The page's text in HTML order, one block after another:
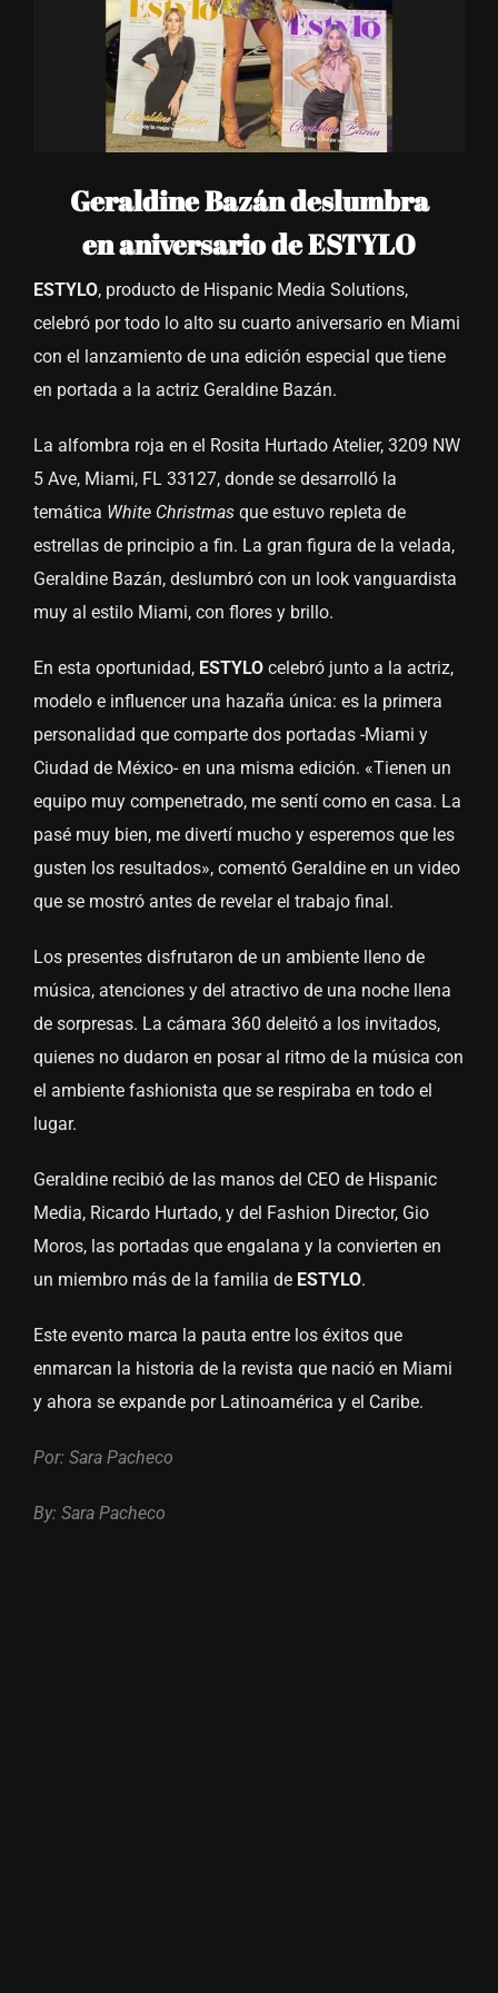
Geraldine Bazán deslumbra
en aniversario de ESTYLO
ESTYLO, producto de Hispanic Media Solutions,
celebró por todo lo alto su cuarto aniversario en Miami
con el lanzamiento de una edición especial que tiene
en portada a la actriz Geraldine Bazán.
La alfombra roja en el Rosita Hurtado Atelier, 3209 NW
5 Ave, Miami, FL 33127, donde se desarrolló la
temática White Christmas que estuvo repleta de
estrellas de principio a fin. La gran figura de la velada,
Geraldine Bazán, deslumbró con un look vanguardista
muy al estilo Miami, con flores y brillo.
En esta oportunidad, ESTYLO celebró junto a la actriz,
modelo e influencer una hazaña única: es la primera
personalidad que comparte dos portadas -Miami y
Ciudad de México- en una misma edición. «Tienen un
equipo muy compenetrado, me sentí como en casa. La
pasé muy bien, me divertí mucho y esperemos que les
gusten los resultados», comentó Geraldine en un video
que se mostró antes de revelar el trabajo final.
Los presentes disfrutaron de un ambiente lleno de
música, atenciones y del atractivo de una noche llena
de sorpresas. La cámara 360 deleitó a los invitados,
quienes no dudaron en posar al ritmo de la música con
el ambiente fashionista que se respiraba en todo el
lugar.
Geraldine recibió de las manos del CEO de Hispanic
Media, Ricardo Hurtado, y del Fashion Director, Gio
Moros, las portadas que engalana y la convierten en
un miembro más de la familia de ESTYLO.
Este evento marca la pauta entre los éxitos que
enmarcan la historia de la revista que nació en Miami
y ahora se expande por Latinoamérica y el Caribe.
Por: Sara Pacheco
By: Sara Pacheco